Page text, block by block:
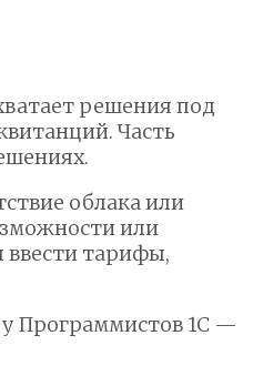
решения под
Часть
облака или
или
ввести тарифы,
Программистов 1С —